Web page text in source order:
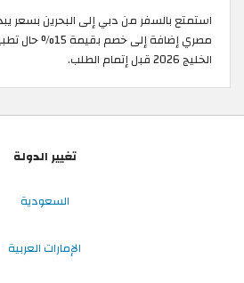
مصري إضافة إلى
الخليج 2026 قبل إتمام الطلب.
تغيير الدولة
السعودية
الإمارات العربية